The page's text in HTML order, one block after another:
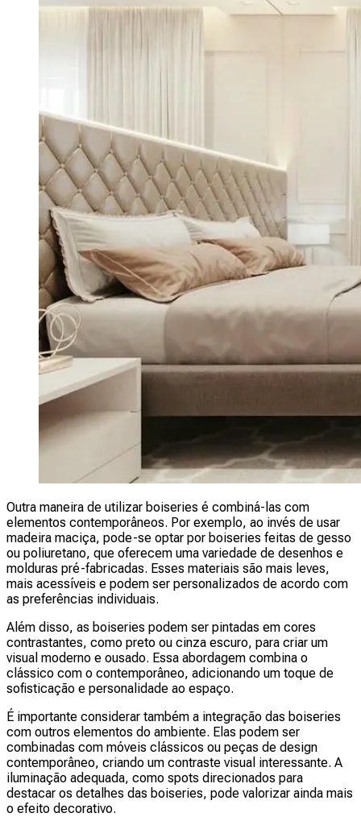
Outra maneira de utilizar boiseries é combiná-las com
elementos contemporâneos. Por exemplo, ao invés de usar
madeira maciça, pode-se optar por boiseries feitas de gesso
ou poliuretano, que oferecem uma variedade de desenhos e
molduras pré-fabricadas. Esses materiais são mais leves,
mais acessíveis e podem ser personalizados de acordo com
as preferências individuais.
Além disso, as boiseries podem ser pintadas em cores
contrastantes, como preto ou cinza escuro, para criar um
visual moderno e ousado. Essa abordagem combina o
clássico com o contemporâneo, adicionando um toque de
sofisticação e personalidade ao espaço.
É importante considerar também a integração das boiseries
com outros elementos do ambiente. Elas podem ser
combinadas com móveis clássicos ou peças de design
contemporâneo, criando um contraste visual interessante. A
iluminação adequada, como spots direcionados para
destacar os detalhes das boiseries, pode valorizar ainda mais
o efeito decorativo.